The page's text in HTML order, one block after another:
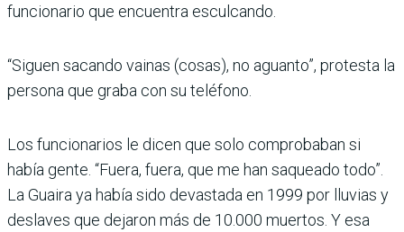
funcionario que encuentra esculcando.
“Siguen sacando vainas (cosas), no aguanto”, protesta la
persona que graba con su teléfono.
Los funcionarios le dicen que solo comprobaban si
había gente. “Fuera, fuera, que me han saqueado todo”.
La Guaira ya había sido devastada en 1999 por lluvias y
deslaves que dejaron más de 10.000 muertos. Y esa